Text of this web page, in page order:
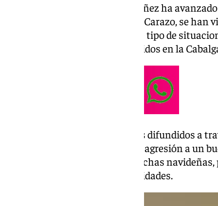
El concejal del PSOE Juanjo Ibáñez ha
alcaldesa de Granada, Marifrán Carazo, se han
regidora a que ponga coto a este tipo de
desagradables incidentes ocurridos en la
Se ha referido así a unos hechos difundidos a
imágenes en que se podía ver la agresión a un
de enero en este desfile de las fechas
consistorio dirimir responsabilidades.